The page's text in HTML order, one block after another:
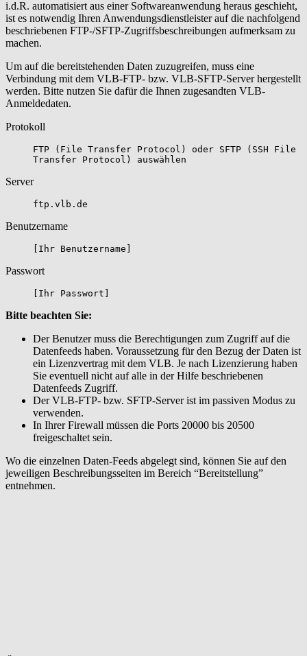
i.d.R. automatisiert aus einer Softwareanwendung heraus geschieht,
ist es notwendig Ihren Anwendungsdienstleister auf die nachfolgend
beschriebenen FTP-/SFTP-Zugriffsbeschreibungen aufmerksam zu
machen.
Um auf die bereitstehenden Daten zuzugreifen, muss eine
Verbindung mit dem VLB-FTP- bzw. VLB-SFTP-Server hergestellt
werden. Bitte nutzen Sie dafür die Ihnen zugesandten VLB-
Anmeldedaten.
Protokoll
FTP (File Transfer Protocol) oder SFTP (SSH File
Transfer Protocol) auswählen
Server
ftp.vlb.de
Benutzername
[Ihr Benutzername]
Passwort
[Ihr Passwort]
Bitte beachten Sie:
Der Benutzer muss die Berechtigungen zum Zugriff auf die
Datenfeeds haben. Voraussetzung für den Bezug der Daten ist
ein Lizenzvertrag mit dem VLB. Je nach Lizenzierung haben
Sie eventuell nicht auf alle in der Hilfe beschriebenen
Datenfeeds Zugriff.
Der VLB-FTP- bzw. SFTP-Server ist im passiven Modus zu
verwenden.
In Ihrer Firewall müssen die Ports 20000 bis 20500
freigeschaltet sein.
Wo die einzelnen Daten-Feeds abgelegt sind, können Sie auf den
jeweiligen Beschreibungsseiten im Bereich “Bereitstellung”
entnehmen.